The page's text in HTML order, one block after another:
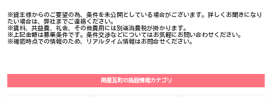
※貸主様からのご要望の為、条件を未公開としている場合がございます。詳しくお聞きになり
たい場合は、弊社までご連絡ください。
※賃料、共益費、礼金、その他費用には別途消費税が掛かります。
※上記金額は募集条件です。条件交渉などについてはお気軽にお問い合わせください。
※確認時点での情報のため、リアルタイム情報はお問合せください。
南星瓦町の施設情報カテゴリ